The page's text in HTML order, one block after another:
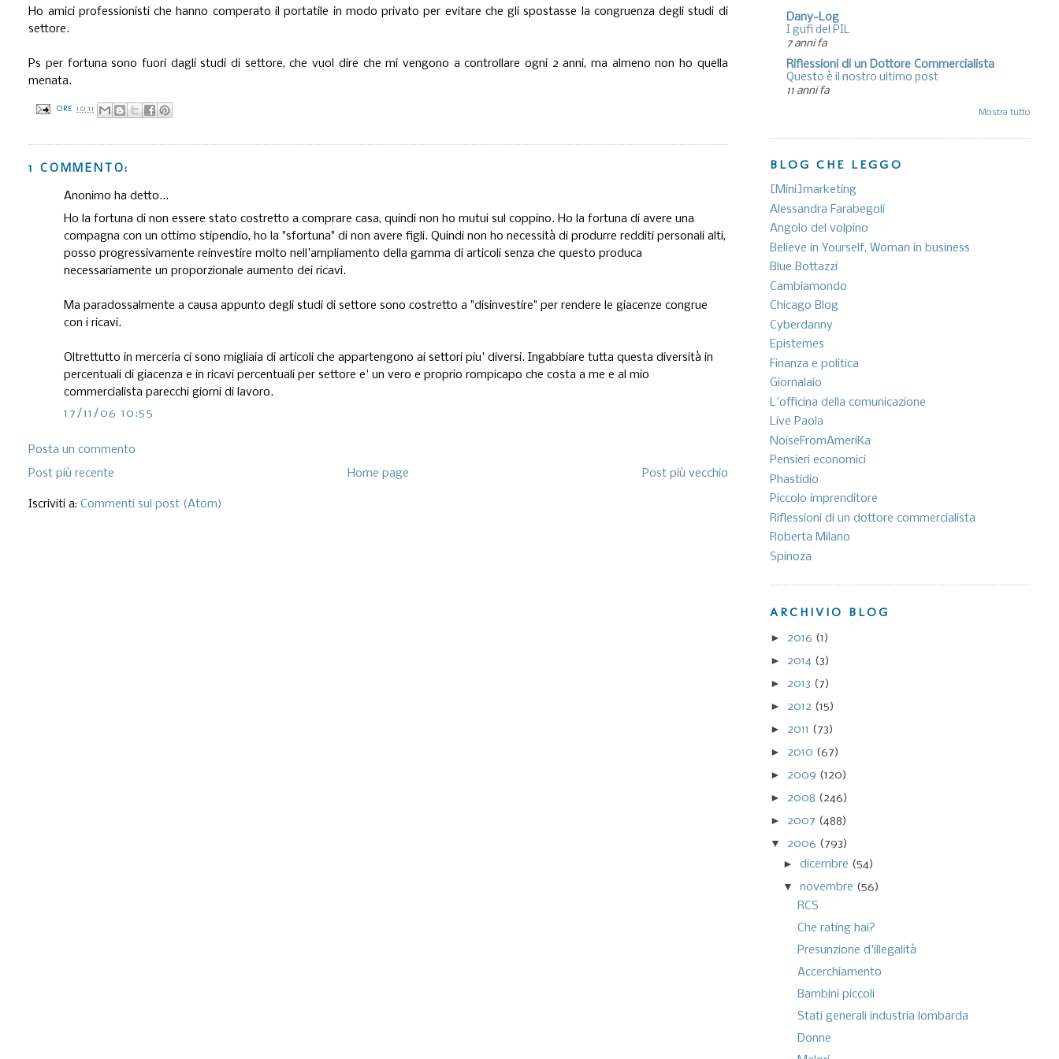
Ho amici professionisti che hanno comperato il portatile in modo privato per evitare che gli spostasse la congruenza degli studi di
settore.
Ps per fortuna sono fuori dagli studi di settore, che vuol dire che mi vengono a controllare ogni 2 anni, ma almeno non ho quella
menata.
ORE10:11
1 COMMENTO:
Anonimo ha detto...
Ho la fortuna di non essere stato costretto a comprare casa, quindi non ho mutui sul coppino. Ho la fortuna di avere una
compagna con un ottimo stipendio, ho la "sfortuna" di non avere figli. Quindi non ho necessità di produrre redditi personali alti,
posso progressivamente reinvestire molto nell'ampliamento della gamma di articoli senza che questo produca
necessariamente un proporzionale aumento dei ricavi.
Ma paradossalmente a causa appunto degli studi di settore sono costretto a "disinvestire" per rendere le giacenze congrue
con i ricavi.
Oltrettutto in merceria ci sono migliaia di articoli che appartengono ai settori piu' diversi. Ingabbiare tutta questa diversità in
percentuali di giacenza e in ricavi percentuali per settore e' un vero e proprio rompicapo che costa a me e al mio
commercialista parecchi giorni di lavoro.
17/11/06 10:55
Posta un commento
Post più recente
Post più vecchio
Home page
Iscriviti a:Commenti sul post (Atom)
Dany-Log
I gufi del PIL
7 anni fa
Riflessioni di un Dottore Commercialista
Questo è il nostro ultimo post
11 anni fa
Mostra tutto
BLOG CHE LEGGO
[Mini]marketing
Alessandra Farabegoli
Angolo del volpino
Believe in Yourself, Woman in business
Blue Bottazzi
Cambiamondo
Chicago Blog
Cyberdanny
Epistemes
Finanza e politica
Giornalaio
L'officina della comunicazione
Live Paola
NoiseFromAmeriKa
Pensieri economici
Phastidio
Piccolo imprenditore
Riflessioni di un dottore commercialista
Roberta Milano
Spinoza
ARCHIVIO BLOG
► 2016 (1)
► 2014 (3)
► 2013 (7)
► 2012 (15)
► 2011 (73)
► 2010 (67)
► 2009 (120)
► 2008 (246)
► 2007 (488)
▼ 2006 (793)
►dicembre (54)
▼novembre (56)
RCS
Che rating hai?
Presunzione d'illegalità
Accerchiamento
Bambini piccoli
Stati generali industria lombarda
Donne